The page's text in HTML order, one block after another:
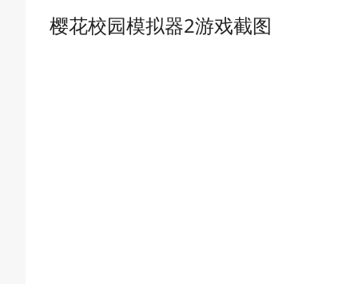
樱花校园模拟器2游戏截图